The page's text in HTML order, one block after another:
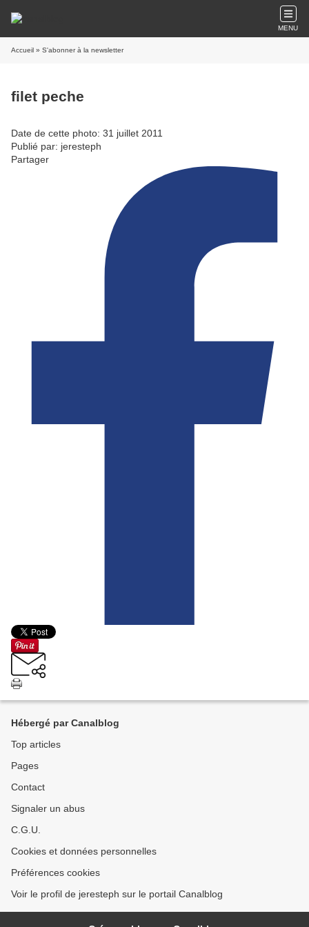
MENU
Accueil » S'abonner à la newsletter
filet peche
Date de cette photo: 31 juillet 2011
Publié par: jeresteph
Partager
Hébergé par Canalblog
Top articles
Pages
Contact
Signaler un abus
C.G.U.
Cookies et données personnelles
Préférences cookies
Voir le profil de jeresteph sur le portail Canalblog